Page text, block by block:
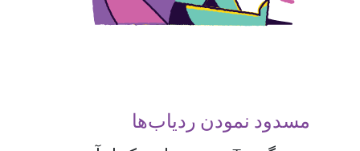
مسدود نمودن ردیاب‌ها